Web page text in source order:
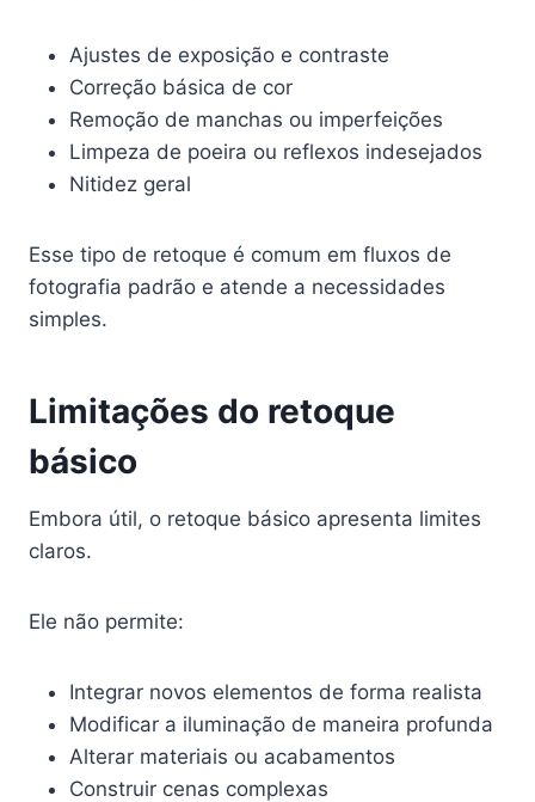
Ajustes de exposição e contraste
Correção básica de cor
Remoção de manchas ou imperfeições
Limpeza de poeira ou reflexos indesejados
Nitidez geral
Esse tipo de retoque é comum em fluxos de
fotografia padrão e atende a necessidades
simples.
Limitações do retoque
básico
Embora útil, o retoque básico apresenta limites
claros.
Ele não permite:
Integrar novos elementos de forma realista
Modificar a iluminação de maneira profunda
Alterar materiais ou acabamentos
Construir cenas complexas